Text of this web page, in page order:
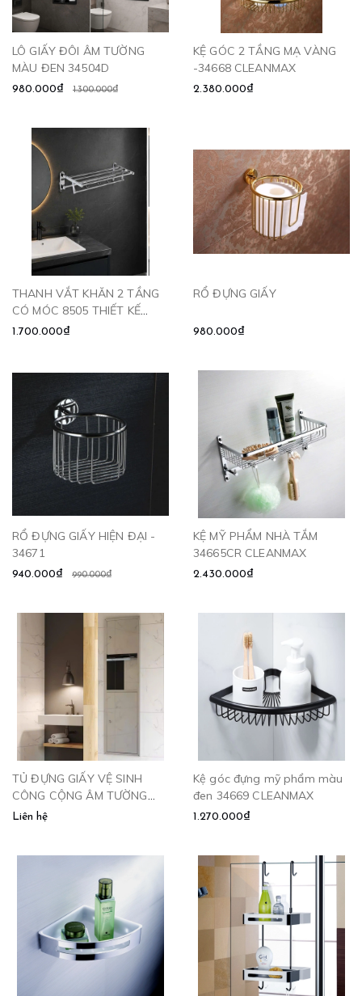
LÔ GIẤY ĐÔI ÂM TƯỜNG
MÀU ĐEN 34504D
980.000₫ 1.300.000₫
KỆ GÓC 2 TẦNG MẠ VÀNG
-34668 CLEANMAX
2.380.000₫
THANH VẮT KHĂN 2 TẦNG
CÓ MÓC 8505 THIẾT KẾ
ĐỘC BẢN
1.700.000₫
RỔ ĐỰNG GIẤY
980.000₫
RỔ ĐỰNG GIẤY HIỆN ĐẠI -
34671
940.000₫ 990.000₫
KỆ MỸ PHẨM NHÀ TẮM
34665CR CLEANMAX
2.430.000₫
TỦ ĐỰNG GIẤY VỆ SINH
CÔNG CỘNG ÂM TƯỜNG
KÈM THÙNG RÁC 34555
Liên hệ
Kệ góc đựng mỹ phẩm màu
đen 34669 CLEANMAX
1.270.000₫